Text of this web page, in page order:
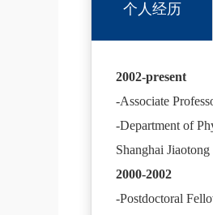
个人经历
2002-present
-Associate
-Department of
Shanghai
2000-2002
-Postdoctoral